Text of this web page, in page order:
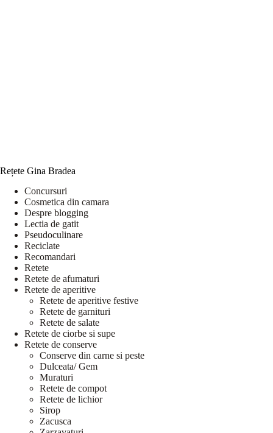
Rețete Gina Bradea
Concursuri
Cosmetica din camara
Despre blogging
Lectia de gatit
Pseudoculinare
Reciclate
Recomandari
Retete
Retete de afumaturi
Retete de aperitive
Retete de aperitive festive
Retete de garnituri
Retete de salate
Retete de ciorbe si supe
Retete de conserve
Conserve din carne si peste
Dulceata/ Gem
Muraturi
Retete de compot
Retete de lichior
Sirop
Zacusca